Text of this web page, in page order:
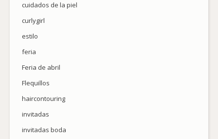
cuidados de la piel
curlygirl
estilo
feria
Feria de abril
Flequillos
haircontouring
invitadas
invitadas boda